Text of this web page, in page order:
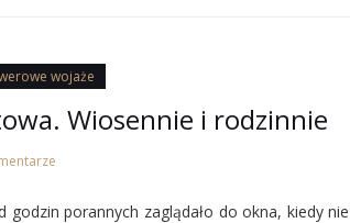
wojaże
Wiosennie i rodzinnie
porannych zaglądało do okna, kiedy nie